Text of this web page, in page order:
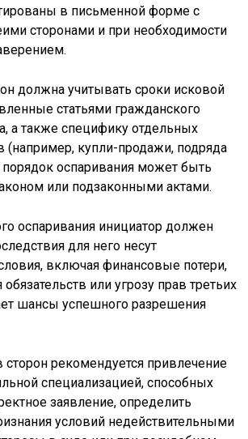
в письменной форме с
сторонами и при необходимости
должна учитывать сроки исковой
статьями гражданского
а также специфику отдельных
(например, купли-продажи, подряда
оспаривания может быть
или подзаконными актами.
оспаривания инициатор должен
для него несут
включая финансовые потери,
или угрозу прав третьих
шансы успешного разрешения
рекомендуется привлечение
специализацией, способных
заявление, определить
условий недействительными